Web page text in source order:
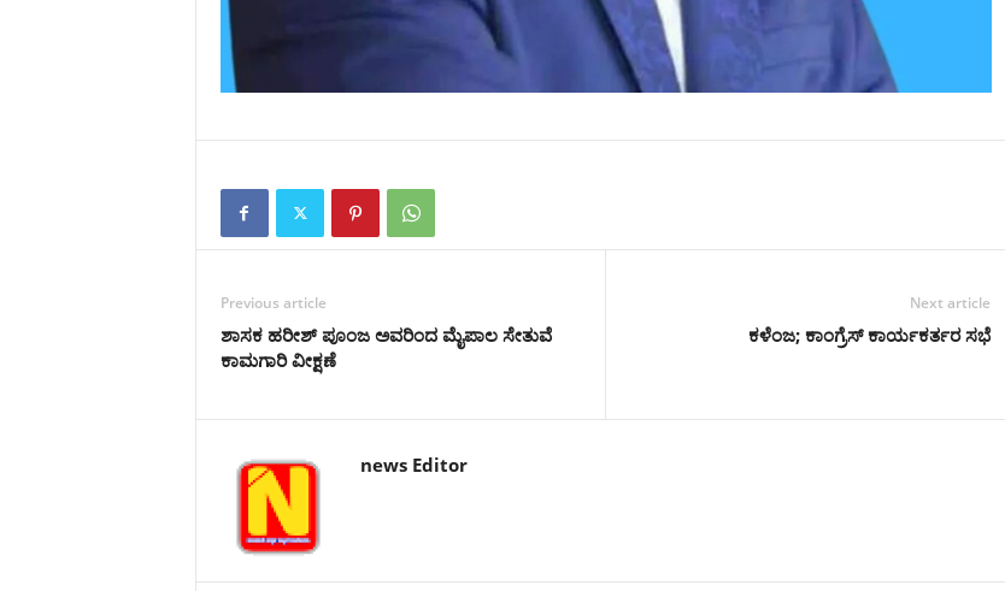
Previous article
ಶಾಸಕ ಹರೀಶ್ ಪೂಂಜ ಅವರಿಂದ ಮೈಪಾಲ‌ ಸೇತುವೆ
ಕಾಮಗಾರಿ ವೀಕ್ಷಣೆ
Next article
ಕಳೆಂಜ; ಕಾಂಗ್ರೆಸ್ ಕಾರ್ಯಕರ್ತರ ಸಭೆ
news Editor